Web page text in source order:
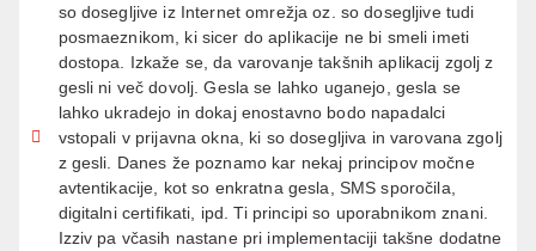
so dosegljive iz Internet omrežja oz. so dosegljive tudi
posmaeznikom, ki sicer do aplikacije ne bi smeli imeti
dostopa. Izkaže se, da varovanje takšnih aplikacij zgolj z
gesli ni več dovolj. Gesla se lahko uganejo, gesla se
lahko ukradejo in dokaj enostavno bodo napadalci
vstopali v prijavna okna, ki so dosegljiva in varovana zgolj
z gesli. Danes že poznamo kar nekaj principov močne
avtentikacije, kot so enkratna gesla, SMS sporočila,
digitalni certifikati, ipd. Ti principi so uporabnikom znani.
Izziv pa včasih nastane pri implementaciji takšne dodatne